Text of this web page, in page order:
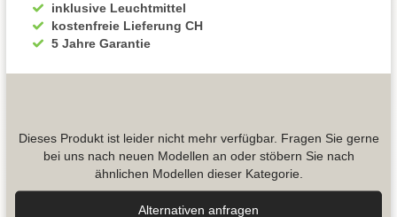
inklusive Leuchtmittel
kostenfreie Lieferung CH
5 Jahre Garantie
Dieses Produkt ist leider nicht mehr verfügbar. Fragen Sie gerne
bei uns nach neuen Modellen an oder stöbern Sie nach
ähnlichen Modellen dieser Kategorie.
Alternativen anfragen